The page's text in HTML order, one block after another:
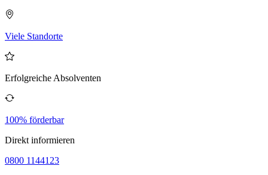
Viele Standorte
Erfolgreiche Absolventen
100% förderbar
Direkt informieren
0800 1144123